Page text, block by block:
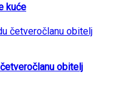
kuće
obitelj